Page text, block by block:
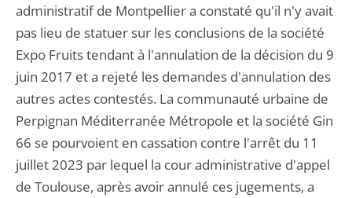
administratif de Montpellier a constaté qu'il n'y avait
pas lieu de statuer sur les conclusions de la société
Expo Fruits tendant à l'annulation de la décision du 9
juin 2017 et a rejeté les demandes d'annulation des
autres actes contestés. La communauté urbaine de
Perpignan Méditerranée Métropole et la société Gin
66 se pourvoient en cassation contre l'arrêt du 11
juillet 2023 par lequel la cour administrative d'appel
de Toulouse, après avoir annulé ces jugements, a